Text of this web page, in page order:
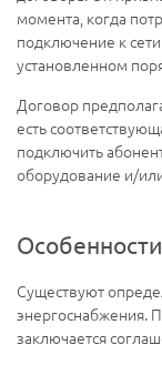
момента, когда
подключение к
установленном
Договор
есть
подключить
оборудование и/
Существуют
энергоснабжения.
заключается